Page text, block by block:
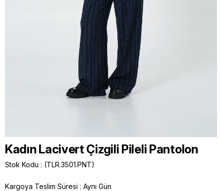
Kadın Lacivert Çizgili Pileli Pantolon
Stok Kodu (TLR.3501.PNT)
Kargoya Teslim Süresi : Aynı Gün